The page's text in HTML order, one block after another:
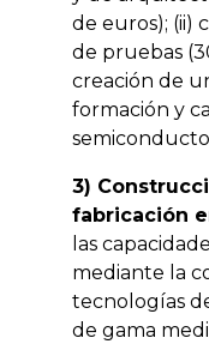
de euros); (ii)
de pruebas
creación de
formación y
3)
fabricación
las
mediante la
tecnologías
de gama